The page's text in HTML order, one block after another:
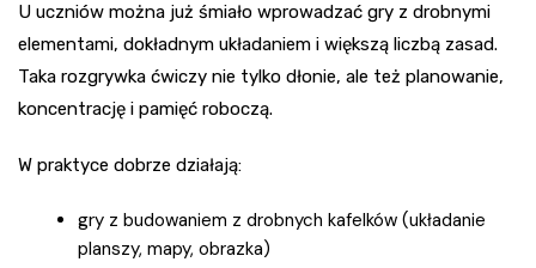
U uczniów można już śmiało wprowadzać gry z drobnymi
elementami, dokładnym układaniem i większą liczbą zasad.
Taka rozgrywka ćwiczy nie tylko dłonie, ale też planowanie,
koncentrację i pamięć roboczą.
W praktyce dobrze działają:
gry z budowaniem z drobnych kafelków (układanie
planszy, mapy, obrazka)